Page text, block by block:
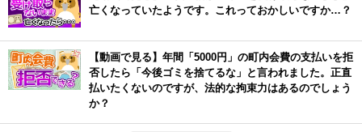
亡くなっていたようです。これっておかしいですか…？
【動画で見る】年間「5000円」の町内会費の支払いを拒
否したら「今後ゴミを捨てるな」と言われました。正直
払いたくないのですが、法的な拘束力はあるのでしょう
か？